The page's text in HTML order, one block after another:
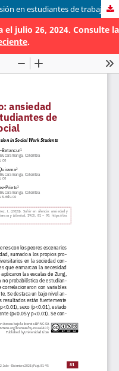
Sufrir en silencio: Ansiedad y depresión en estudiantes de trabajo social
julio 26, 2024. Consulte la
.